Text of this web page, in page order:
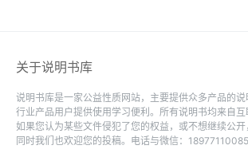
关于说明书库
说明书库是一家公益性质网站，主要提供众多产品的
行业产品用户提供使用学习便利。所有说明书均来自互
如果您认为某些文件侵犯了您的权益，或不想继续公开
同时我们也欢迎您的投稿。电话与微信：18977110085